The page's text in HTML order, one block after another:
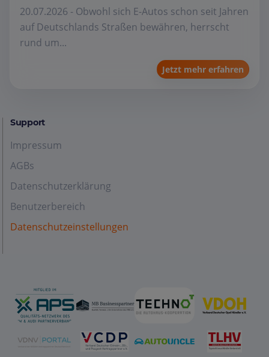
20.07.2026 - Obwohl sich E-Autos schon seit Jahren
auf Deutschlands Straßen bewähren, herrscht
rund um...
Jetzt mehr erfahren
Support
Impressum
AGBs
Datenschutzerklärung
Benutzerbereich
Datenschutzeinstellungen